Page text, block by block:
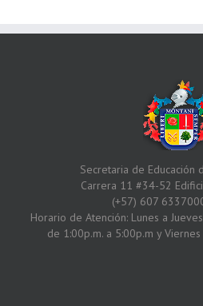
Secretaria de Educación
Carrera 11 #34-52
(+57) 607
Horario de Atención: Lunes a
de 1:00p.m. a 5:00p.m y